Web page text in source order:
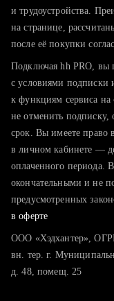
тратите много
хотите
и трудоустройства.
на странице,
после её покупки
Подключая hh PRO, вы
с условиями подписки
к функциям сервиса
не отменить подписку,
срок. Вы имеете право
в личном кабинете —
оплаченного периода.
окончательными и не
предусмотренных
в оферте
ООО «Хэдхантер»,
вн. тер. г.
д. 48, помещ. 25